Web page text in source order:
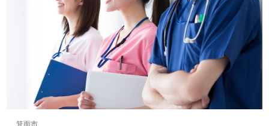
教育研修プログラムもおすすめポイント！『ご利用者様の
笑顔を増やしたい』『資格取得を目指している、介護知識
や経験を深めたい』『話しやすい先輩、同僚に囲まれて楽
しく仕事をしたい』『仕事を通じて成長したい、多彩なキ
ャリアパスにチャレンジしたい』『環境を変えて働きた
い』『転職でキャリアアップ、収入アップを実現したい』
等の方も大歓迎です！働き方や選考フロー等、担当コンサ
ルタントよりご案内します。お問い合わせも遠慮なくお願
いします。